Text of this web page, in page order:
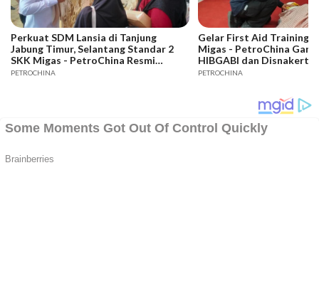
Perkuat SDM Lansia di Tanjung
Jabung Timur, Selantang Standar 2
SKK Migas - PetroChina Resmi
Bergulir di Geragai
PETROCHINA
Gelar First Aid Training
Migas - PetroChina
HIBGABI dan
Jambi
PETROCHINA